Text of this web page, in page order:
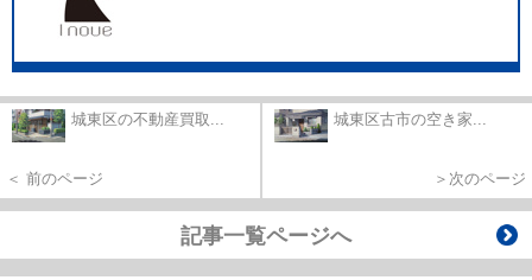
城東区の不動産買取...
＜ 前のページ
城東区古市の空き家...
＞次のページ
記事一覧ページへ